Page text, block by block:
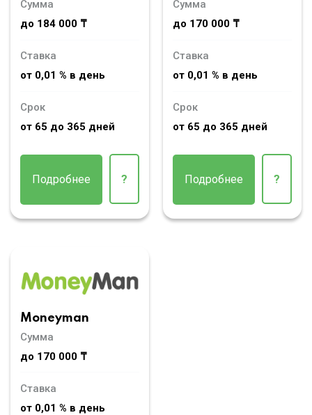
Сумма
до 184 000 ₸
Ставка
от 0,01 % в день
Срок
от 65 до 365 дней
Подробнее ?
Сумма
до 170 000 ₸
Ставка
от 0,01 % в день
Срок
от 65 до 365 дней
Подробнее ?
Moneyman
Сумма
до 170 000 ₸
Ставка
от 0,01 % в день